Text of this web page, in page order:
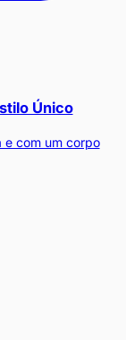
Único
e com um corpo